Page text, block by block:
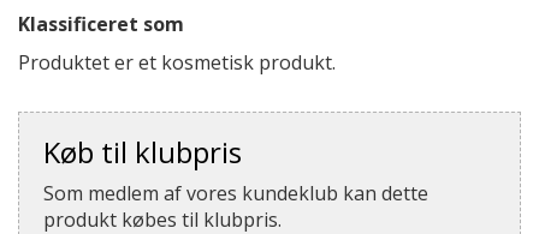
Klassificeret som
Produktet er et kosmetisk produkt.
Køb til klubpris
Som medlem af vores kundeklub kan dette
produkt købes til klubpris.